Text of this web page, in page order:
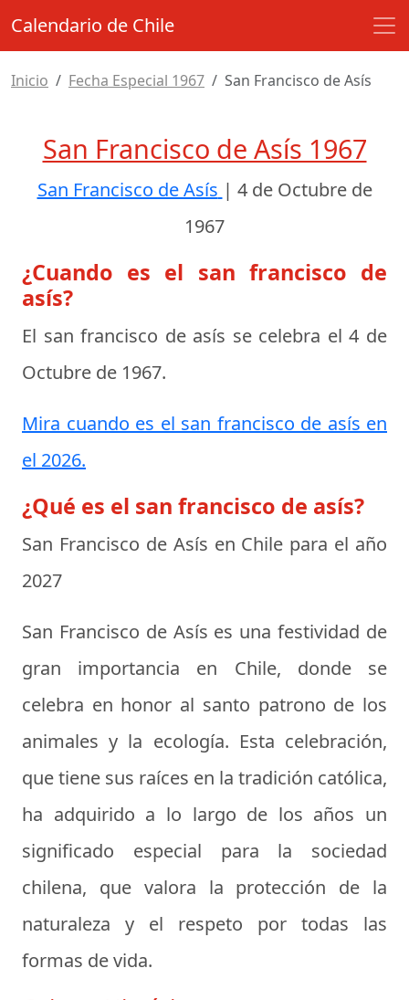
Calendario de Chile
Inicio Fecha Especial 1967 San Francisco de Asís
San Francisco de Asís 1967
San Francisco de Asís | 4 de Octubre de
1967
¿Cuando es el san francisco de
asís?
El san francisco de asís se celebra el4 de
Octubre de 1967.
Mira cuando es el san francisco de asís en
el 2026.
¿Qué es el san francisco de asís?
San Francisco de Asís en Chile para el año
2027
San Francisco de Asís es una festividad de
gran importancia en Chile, donde se
celebra en honor al santo patrono de los
animales y la ecología. Esta celebración,
que tiene sus raíces en la tradición católica,
ha adquirido a lo largo de los años un
significado especial para la sociedad
chilena, que valora la protección de la
naturaleza y el respeto por todas las
formas de vida.